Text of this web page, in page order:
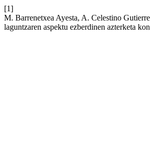
[1]
M. Barrenetxea Ayesta, A. Celestino
laguntzaren aspektu ezberdinen azterketa